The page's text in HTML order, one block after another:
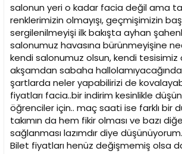
salonun yeri o kadar facia değil ama
renklerimizin olmayışı, geçmişimizin
sergilenilmeyişi ilk bakışta ayhan
salonumuz havasına bürünmeyişine
kendi salonumuz olsun, kendi tesisimiz
akşamdan sabaha
şartlarda neler yapabilirizi de
fiyatları facia..bir indirim kesinlikle
öğrenciler için.. maç saati ise farklı bir
takımın da hem fikir olması ve bazı
sağlanması lazımdır diye düşünüyorum.
Bilet fiyatları henüz değişmemiş olsa